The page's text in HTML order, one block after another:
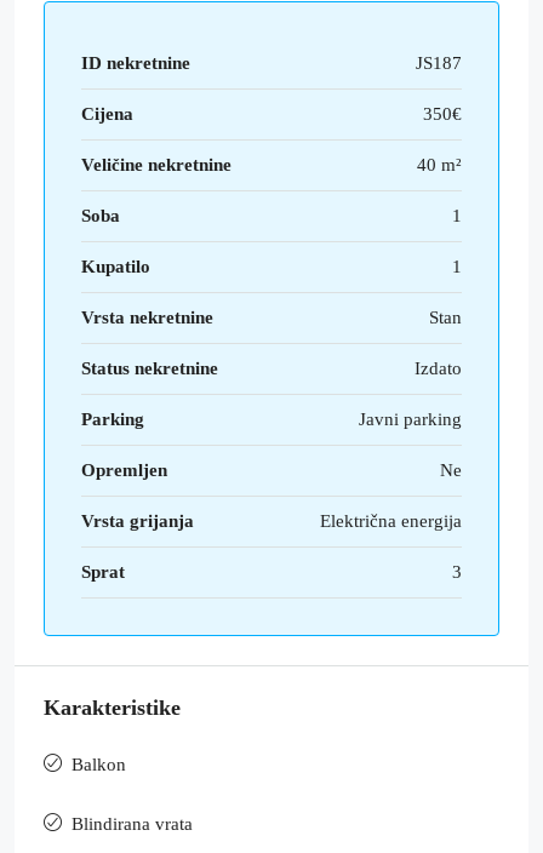
ID nekretnine JS187
Cijena 350€
Veličine nekretnine 40 m²
Soba 1
Kupatilo 1
Vrsta nekretnine Stan
Status nekretnine Izdato
Parking Javni parking
Opremljen Ne
Vrsta grijanja Električna energija
Sprat 3
Karakteristike
Balkon
Blindirana vrata